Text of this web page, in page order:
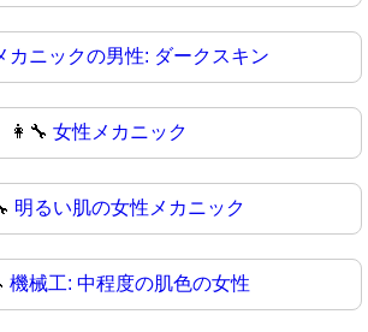
カニックの男性: ダークスキン
👩‍🔧 女性メカニック
明るい肌の女性メカニック
機械工: 中程度の肌色の女性